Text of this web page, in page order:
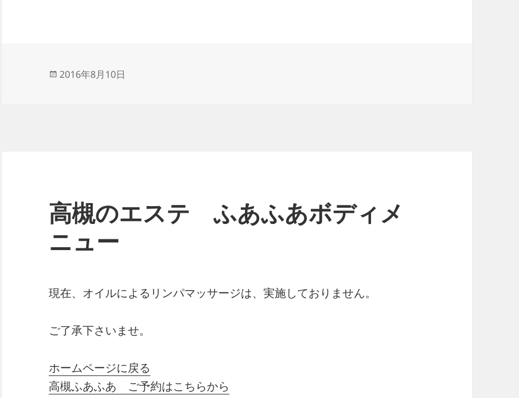
投
2016年8月10日
高槻のエステ ふあふあボディメ
ニュー
現在、オイルによるリンパマッサージは、実施しておりません。
ご了承下さいませ。
ホームページに戻る
高槻ふあふあ ご予約はこちらから